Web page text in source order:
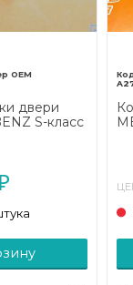
двери
S-класс
(2013 -